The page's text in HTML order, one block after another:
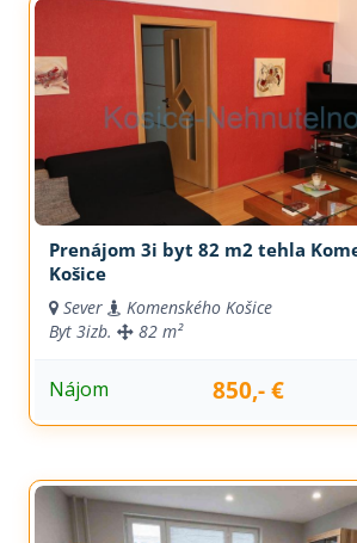
Prenájom 3i byt 82 m2 tehla
Košice
Sever
Komenského Košice
Byt 3izb. 82 m²
Nájom 850,- €